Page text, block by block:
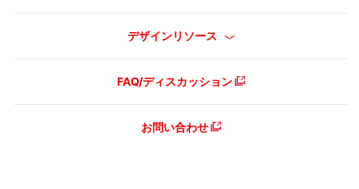
デザインリソース
FAQ/ディスカッション
お問い合わせ